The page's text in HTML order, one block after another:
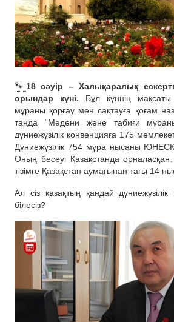
🐾 18 сәуір – Халықаралық
орындар күні. Бұл күннің
мұраны қорғау мен сақтауға қоғам
таңда “Мәдени және табиғи мұраны
дүниежүзілік конвенцияға 175
Дүниежүзілік 754 мұра нысаны ЮНЕСКО
Оның бесеуі Қазақстанда
тізімге Қазақстан аумағынан тағы 14
Ал сіз қазақтың қандай дүниежүзілік
білесіз?